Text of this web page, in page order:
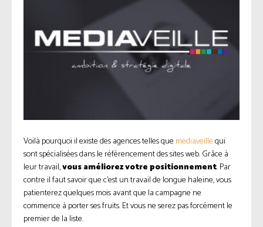
Voilà pourquoi il existe des agences telles que mediaveillequi
sont spécialisées dans le référencement des sites web. Grâce à
leur travail,vous améliorez votre positionnement. Par
contre il faut savoir que c’est un travail de longue haleine, vous
patienterez quelques mois avant que la campagne ne
commence à porter ses fruits. Et vous ne serez pas forcément le
premier de la liste.